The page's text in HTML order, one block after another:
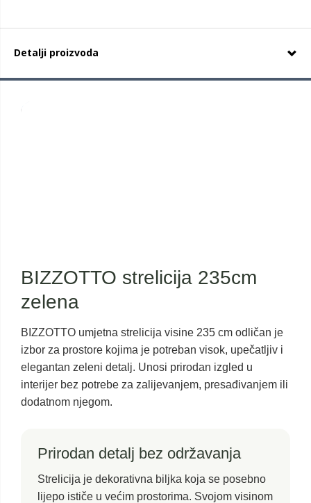
Detalji proizvoda
BIZZOTTO strelicija 235cm
zelena
BIZZOTTO umjetna strelicija visine 235 cm odličan je
izbor za prostore kojima je potreban visok, upečatljiv i
elegantan zeleni detalj. Unosi prirodan izgled u
interijer bez potrebe za zalijevanjem, presađivanjem ili
dodatnom njegom.
Prirodan detalj bez održavanja
Strelicija je dekorativna biljka koja se posebno
lijepo ističe u većim prostorima. Svojom visinom